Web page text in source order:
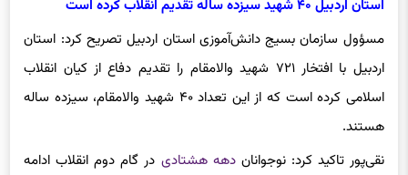
مسؤول سازمان بسیج دانش‌آموزی استان اردبیل تصریح کرد: استان
اردبیل با افتخار ۷۲۱ شهید والامقام را تقدیم دفاع از کیان انقلاب
اسلامی کرده است که از این تعداد ۴۰ شهید والامقام، سیزده ساله
هستند.
نقی‌پور تاکید کرد: نوجوانان
دهنده راه شهدای دانش‌آموز هستند و با تحصیل، تذهیب و ورزش‌،